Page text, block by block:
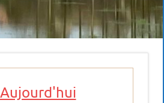
Aujourd'hui